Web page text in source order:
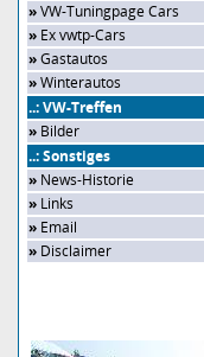
»VW-Tuningpage Cars
» Ex vwtp-Cars
»Gastautos
»Winterautos
..: VW-Treffen
» Bilder
..: Sonstiges
» News-Historie
» Links
» Email
» Disclaimer